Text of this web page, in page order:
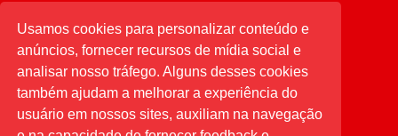
CATEGORIAS
CATEGORIAS
PESQUISAR
Usamos cookies para personalizar conteúdo e
anúncios, fornecer recursos de mídia social e
analisar nosso tráfego. Alguns desses cookies
também ajudam a melhorar a experiência do
usuário em nossos sites, auxiliam na navegação